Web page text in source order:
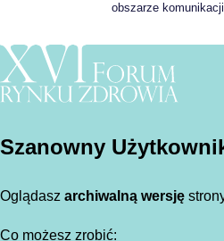
obszarze
Szanowny
Oglądasz archiwalną wersję
Co możesz zrobić: